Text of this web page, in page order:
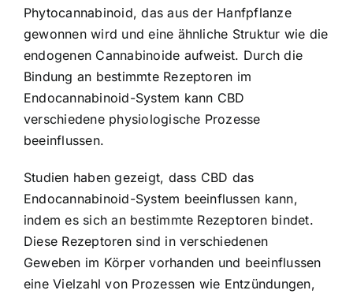
Phytocannabinoid, das aus der Hanfpflanze
gewonnen wird und eine ähnliche Struktur wie die
endogenen Cannabinoide aufweist. Durch die
Bindung an bestimmte Rezeptoren im
Endocannabinoid-System kann CBD
verschiedene physiologische Prozesse
beeinflussen.
Studien haben gezeigt, dass CBD das
Endocannabinoid-System beeinflussen kann,
indem es sich an bestimmte Rezeptoren bindet.
Diese Rezeptoren sind in verschiedenen
Geweben im Körper vorhanden und beeinflussen
eine Vielzahl von Prozessen wie Entzündungen,